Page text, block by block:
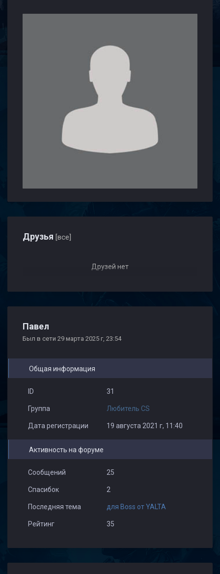
Друзья [все]
Друзей нет
Павел
Был в сети 29 марта 2025 г, 23:54
Общая информация
ID 31
Группа Любитель CS
Дата регистрации 19 августа 2021 г, 11:40
Активность на форуме
Сообщений 25
Спасибок 2
Последняя тема для Boss от YALTA
Рейтинг 35